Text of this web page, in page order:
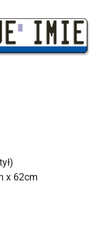
x 62cm